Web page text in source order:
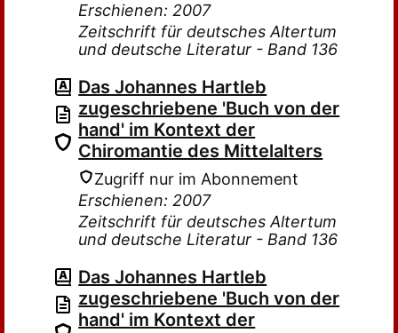
Erschienen: 2007
Zeitschrift für deutsches Altertum
und deutsche Literatur - Band 136
Das Johannes Hartleb
zugeschriebene 'Buch von der
hand' im Kontext der
Chiromantie des Mittelalters
Zugriff nur im Abonnement
Erschienen: 2007
Zeitschrift für deutsches Altertum
und deutsche Literatur - Band 136
Das Johannes Hartleb
zugeschriebene 'Buch von der
hand' im Kontext der